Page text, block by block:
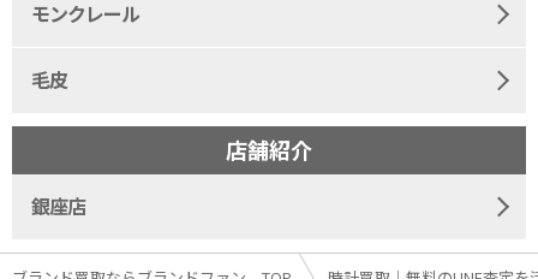
モンクレール
毛皮
店舗紹介
銀座店